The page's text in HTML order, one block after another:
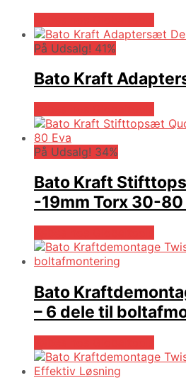
På Udsalg! 41%
Bato Kraft
På Udsalg! 34%
Bato Kraft
-19mm Torx 30-80
Bato
– 6 dele til